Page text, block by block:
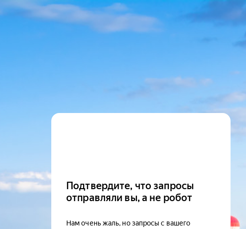
Подтвердите, что запросы
отправляли вы, а не робот
Нам очень жаль, но запросы с вашего